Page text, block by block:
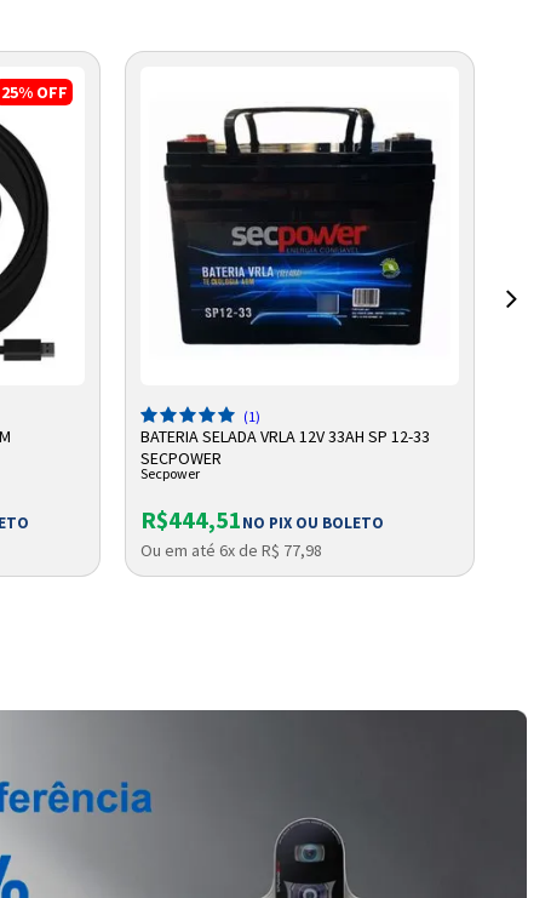
25% OFF
ADICIONAR A SACOLA
(1)
BATERIA SELADA VRLA 12V 33AH SP 12-33
SECPOWER
Secpower
R$444,51NO PIX OU BOLETO
Ou em até 6x de R$ 77,98